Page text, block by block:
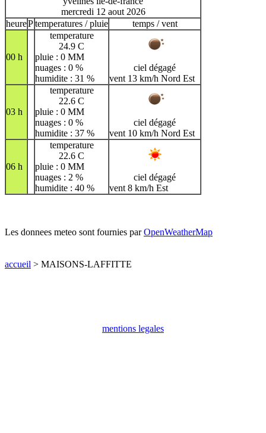
mercredi 12 aout 2026
heurePtemperatures / pluie temps / vent
00 h
temperature
24.9 C
pluie : 0 MM
nuages : 0 %
humidite : 31 %
ciel dégagé
vent 13 km/h Nord Est
03 h
temperature
22.6 C
pluie : 0 MM
nuages : 0 %
humidite : 37 %
ciel dégagé
vent 10 km/h Nord Est
06 h
temperature
22.6 C
pluie : 0 MM
nuages : 2 %
humidite : 40 %
ciel dégagé
vent 8 km/h Est
Les donnees meteo sont fournies parOpenWeatherMap
accueil > MAISONS-LAFFITTE
mentions legales